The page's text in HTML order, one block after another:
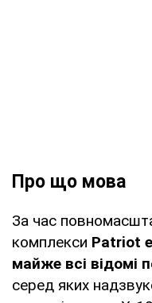
Про що мова
За час
комплекси Patriot
майже всі відомі
серед яких